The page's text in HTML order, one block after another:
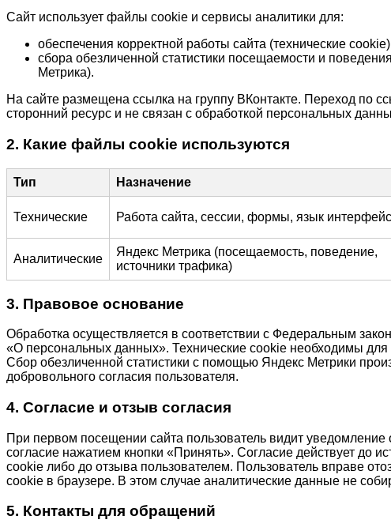
Сайт использует файлы cookie и сервисы аналитики для:
обеспечения корректной работы сайта (технические
сбора обезличенной статистики посещаемости и
Метрика).
На сайте размещена ссылка на группу ВКонтакте. Переход по
сторонний ресурс и не связан с обработкой персональных
2. Какие файлы cookie используются
Тип Назначение
Технические Работа сайта, сессии, формы, язык
Аналитические
Яндекс Метрика (посещаемость, поведение,
источники трафика)
3. Правовое основание
Обработка осуществляется в соответствии с Федеральным
«О персональных данных». Технические cookie необходимы
Сбор обезличенной статистики с помощью Яндекс Метрики
добровольного согласия пользователя.
4. Согласие и отзыв согласия
При первом посещении сайта пользователь видит
согласие нажатием кнопки «Принять». Согласие действует до
cookie либо до отзыва пользователем. Пользователь вправе
cookie в браузере. В этом случае аналитические данные не
5. Контакты для обращений